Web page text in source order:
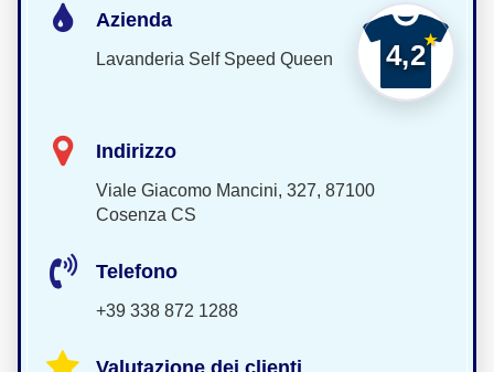
4,2
Azienda
Lavanderia Self Speed Queen
Indirizzo
Viale Giacomo Mancini, 327, 87100
Cosenza CS
Telefono
+39 338 872 1288
Valutazione dei clienti